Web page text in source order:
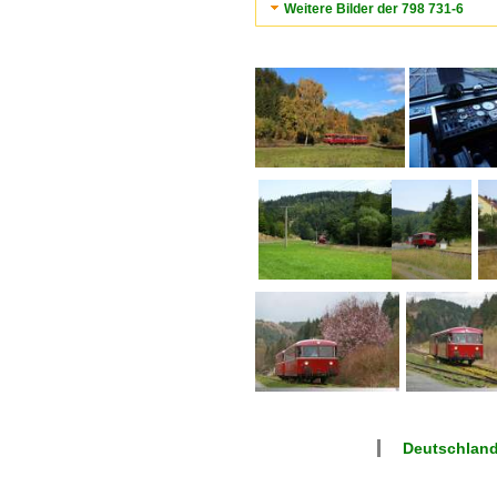
Weitere Bilder der 798 731-6